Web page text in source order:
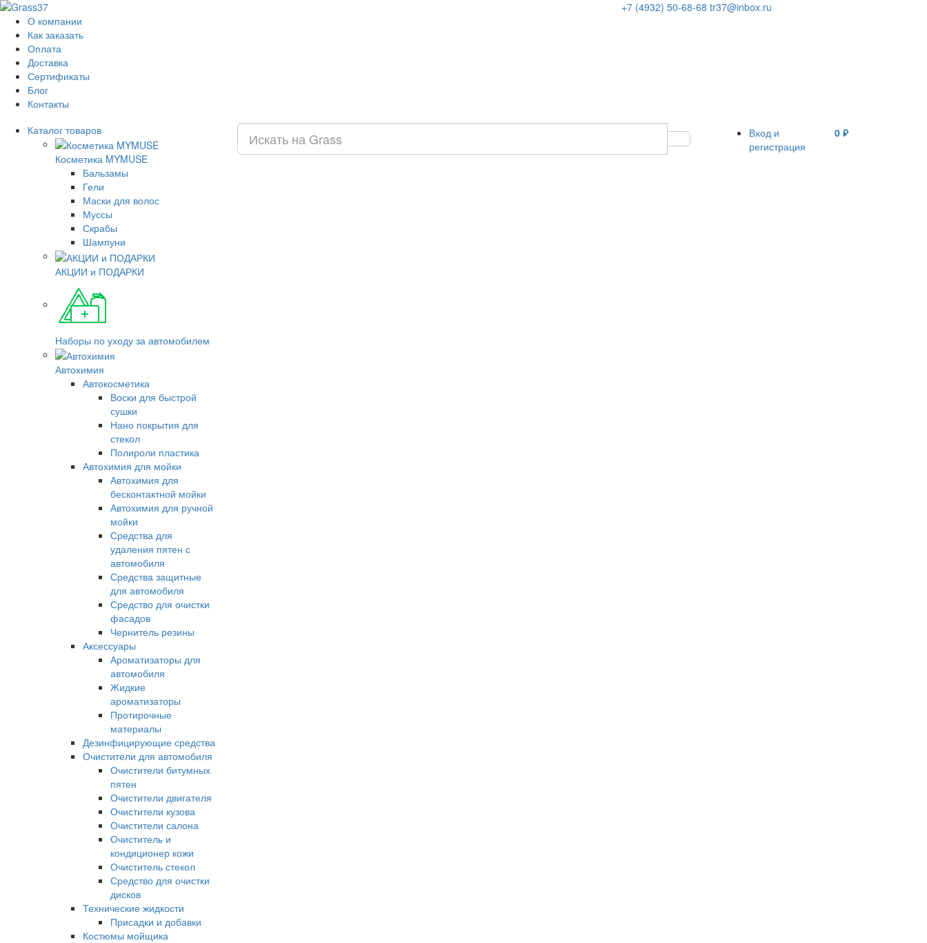
О компании
Как заказать
Оплата
Доставка
Сертификаты
Блог
Контакты
+7 (4932) 50-68-68 tr37@inbox.ru
Каталог товаров
Косметика MYMUSE
Бальзамы
Гели
Маски для волос
Муссы
Скрабы
Шампуни
АКЦИИ и ПОДАРКИ
Наборы по уходу за автомобилем
Автохимия
Автокосметика
Воски для быстрой
сушки
Нано покрытия для
стекол
Полироли пластика
Автохимия для мойки
Автохимия для
бесконтактной мойки
Автохимия для ручной
мойки
Средства для
удаления пятен с
автомобиля
Средства защитные
для автомобиля
Средство для очистки
фасадов
Чернитель резины
Аксессуары
Ароматизаторы для
автомобиля
Жидкие
ароматизаторы
Протирочные
материалы
Дезинфицирующие средства
Очистители для автомобиля
Очистители битумных
пятен
Очистители двигателя
Очистители кузова
Очистители салона
Очиститель и
кондиционер кожи
Очиститель стекол
Средство для очистки
дисков
Технические жидкости
Присадки и добавки
Костюмы мойщика
Вход и
регистрация
0 ₽